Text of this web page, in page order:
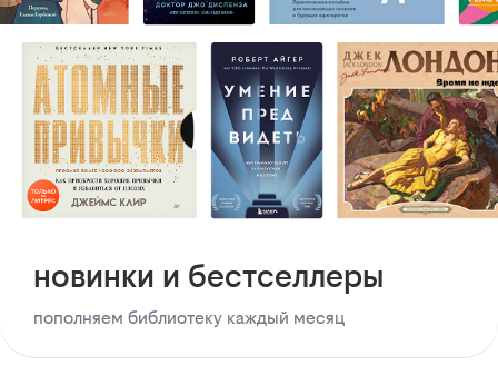
новинки и бестселлеры
пополняем библиотеку каждый месяц